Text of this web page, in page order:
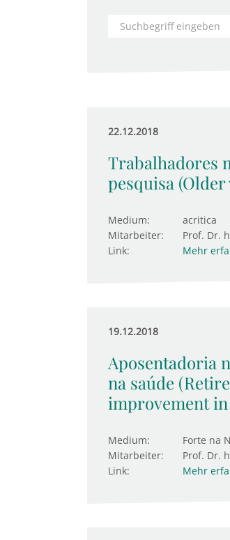
22.12.2018
Trabalhadores
pesquisa
Medium:
acritica
Mitarbeiter:
Prof. Dr.
Link:
Mehr
19.12.2018
Aposentadoria
na saúde
improvement
Medium:
Forte na
Mitarbeiter:
Prof. Dr.
Link:
Mehr